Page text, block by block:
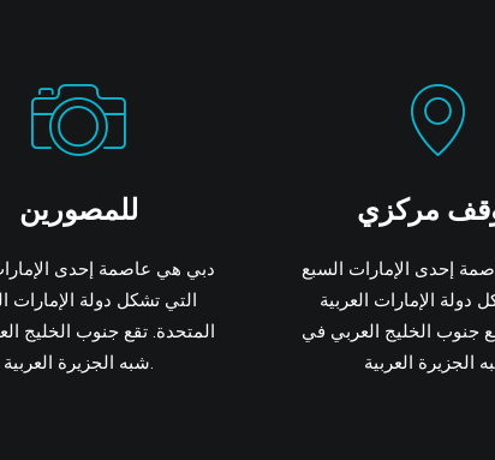
للمصورين
دبي هي عاصمة إحدى
التي تشكل دولة الإمارات
المتحدة. تقع جنوب الخليج
شبه الجزيرة العربية.
مركزي
إحدى الإمارات السبع
دولة الإمارات العربية
جنوب الخليج العربي في